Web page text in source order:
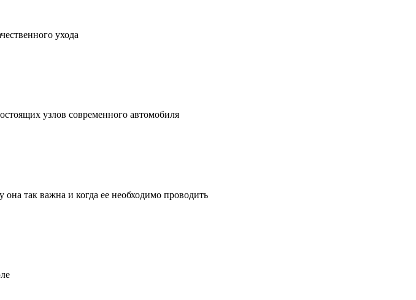
ухода
узлов современного автомобиля
так важна и когда ее необходимо проводить